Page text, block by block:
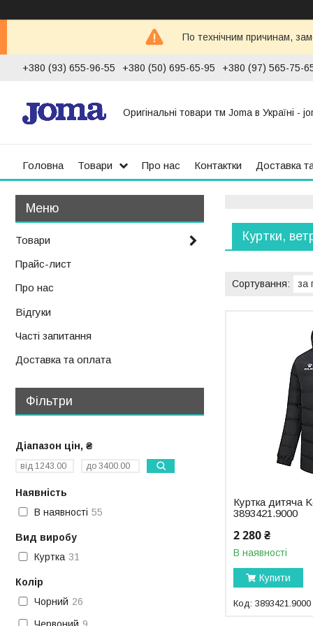
По технічним причинам,
+380 (93) 655-96-55 +380 (50) 695-65-95 +380 (97) 565-75-
Оригінальні товари тм Joma в Україні -
Головна Товари Про нас Контактки Доставка
Куртки,
Куртка дитяча
3893421.9000
2 280 ₴
В наявності
Купити
3893421.9000
Товари
Прайс-лист
Про нас
Відгуки
Часті запитання
Доставка та оплата
Фільтри
Діапазон цін, ₴
Наявність
В наявності 55
Вид виробу
Куртка 31
Колір
Чорний 26